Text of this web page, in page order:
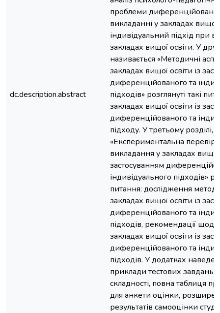
dc.description.abstract
проблеми
викладанні у закладах вищої
індивідуальний підхід при
закладах вищої освіти. У
називається «Методичні
закладах вищої освіти із
диференційованого та
підходів» розглянуті такі
закладах вищої освіти із
диференційованого та
підходу. У третьому розділі,
«Експериментальна
викладання у закладах вищої
застосуванням
індивідуального підходів»
питання: дослідження
закладах вищої освіти із
диференційованого та
підходів, рекомендації
закладах вищої освіти із
диференційованого та
підходів. У додатках
приклади тестових завдань
складності, повна таблиця
для анкети оцінки,
результатів самооцінки